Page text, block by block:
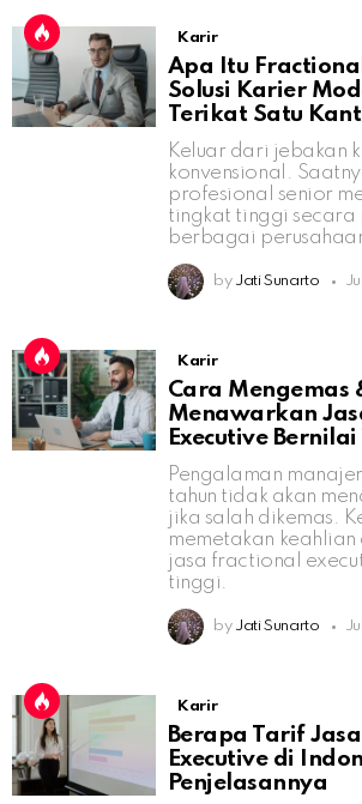
Karir
Apa Itu
Solusi Karier
Terikat Satu
Keluar dari jebakan
konvensional.
profesional senior
tingkat tinggi secara
berbagai
by Jati Sunarto
Karir
Cara Mengemas
Menawarkan
Executive
Pengalaman
tahun tidak akan
jika salah dikemas.
memetakan
jasa fractional
tinggi.
by Jati Sunarto
Karir
Berapa Tarif
Executive di
Penjelasannya